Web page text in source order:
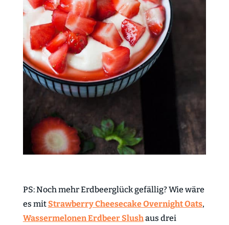
PS: Noch mehr Erdbeerglück gefällig? Wie wäre
es mit Strawberry Cheesecake Overnight Oats,
Wassermelonen Erdbeer Slushaus drei